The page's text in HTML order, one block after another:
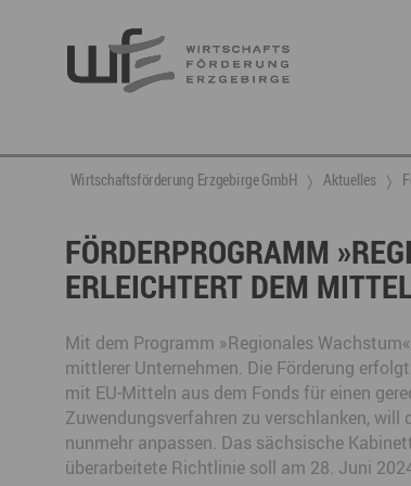
Berufsnachwuchs & Fachkräfte
Partner vernetzen
Talente integrieren
Fachkräfte finden
Nachwuchs finden
Talente finden
Talente binden
Miet- und Veranstaltungsangebote
aktuelle Angebote & Projekte
Projekte
Wirtschaftsservice
Berufsnachwuchs & Fachkräfte
Gründung, Förderung und Investition
Innovation- und Technologietransfer
Gründer- & Dienstleistungszentrum
Annaberg
Neuigkeiten
Veranstaltungen
Ansprechpartner & Kontakt
DGE
Wirtschaftsförderung Erzgebirge GmbH Aktuelles
FÖRDERPROGRAMM
ERLEICHTERT DEM
Mit dem Programm »Regionales
mittlerer Unternehmen. Die Förderung
mit EU-Mitteln aus dem Fonds für einen
Zuwendungsverfahren zu verschlanken,
nunmehr anpassen. Das sächsische
überarbeitete Richtlinie soll am 28. Juni